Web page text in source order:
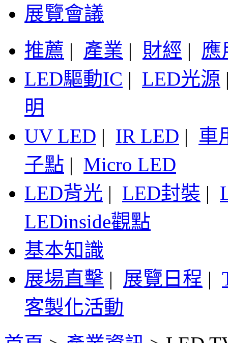
展覽會議
推薦 | 產業 | 財經 | 應
LED驅動IC | LED光源
明
UV LED | IR LED | 車
子點 | Micro LED
LED背光 | LED封裝 |
LEDinside觀點
基本知識
展場直擊 | 展覽日程 |
客製化活動